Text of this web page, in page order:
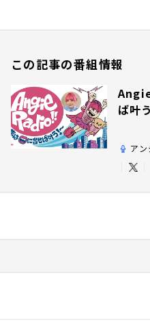
この記事の番組情報
ば叶
ア